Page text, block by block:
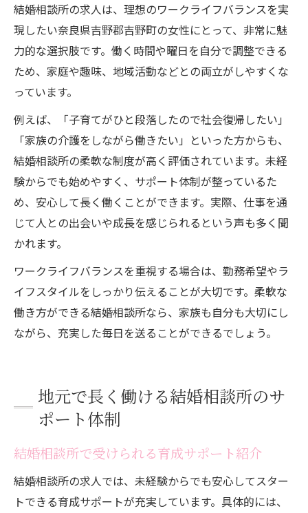
結婚相談所の求人は、理想のワークライフバランスを実
現したい奈良県吉野郡吉野町の女性にとって、非常に魅
力的な選択肢です。働く時間や曜日を自分で調整できる
ため、家庭や趣味、地域活動などとの両立がしやすくな
っています。
例えば、「子育てがひと段落したので社会復帰したい」
「家族の介護をしながら働きたい」といった方からも、
結婚相談所の柔軟な制度が高く評価されています。未経
験からでも始めやすく、サポート体制が整っているた
め、安心して長く働くことができます。実際、仕事を通
じて人との出会いや成長を感じられるという声も多く聞
かれます。
ワークライフバランスを重視する場合は、勤務希望やラ
イフスタイルをしっかり伝えることが大切です。柔軟な
働き方ができる結婚相談所なら、家族も自分も大切にし
ながら、充実した毎日を送ることができるでしょう。
地元で長く働ける結婚相談所のサ
ポート体制
結婚相談所で受けられる育成サポート紹介
結婚相談所の求人では、未経験からでも安心してスター
トできる育成サポートが充実しています。具体的には、